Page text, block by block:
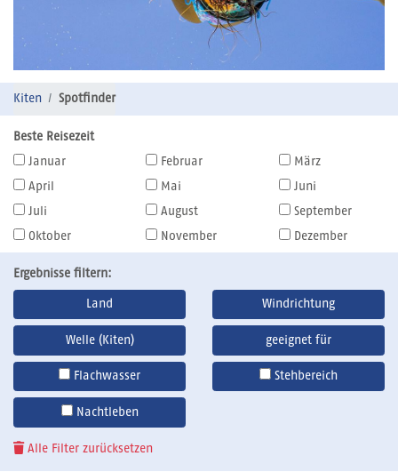
Kiten Spotfinder
Beste Reisezeit
Januar
Februar
März
April
Mai
Juni
Juli
August
September
Oktober
November Dezember
Ergebnisse filtern:
Land Windrichtung
Welle (Kiten) geeignet für
Flachwasser Stehbereich
Nachtleben
Alle Filter zurücksetzen